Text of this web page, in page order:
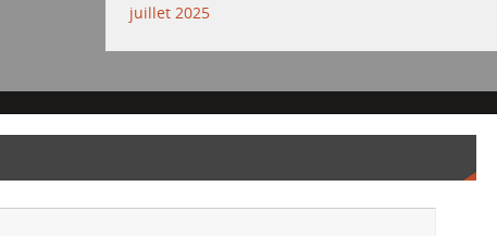
juillet 2025